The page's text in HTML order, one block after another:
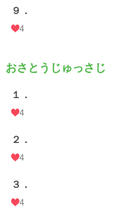
９．
4
おさとうじゅっさじ
１．
4
２．
4
３．
4